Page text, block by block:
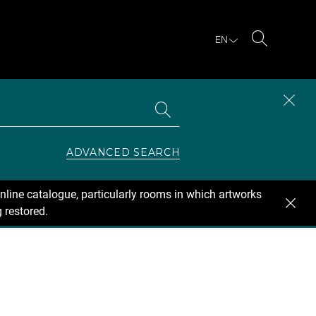
EN
ADVANCED SEARCH
catalogue, particularly rooms in which artworks
restored.